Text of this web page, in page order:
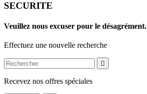
SECURITE
Veuillez nous excuser pour le désagrément.
Effectuez une nouvelle recherche

Recevez nos offres spéciales